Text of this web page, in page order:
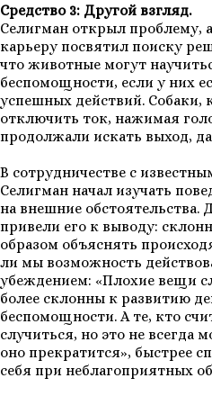
Средство 3: Другой взгляд.
Селигман открыл проблему,
карьеру посвятил поиску
что животные могут
беспомощности, если у них
успешных действий. Собаки,
отключить ток, нажимая
продолжали искать выход,
В сотрудничестве с
Селигман начал изучать
на внешние обстоятельства.
привели его к выводу:
образом объяснять
ли мы возможность
убеждением: «Плохие вещи
более склонны к развитию
беспомощности. А те, кто
случиться, но это не всегда
оно прекратится», быстрее
себя при неблагоприятных